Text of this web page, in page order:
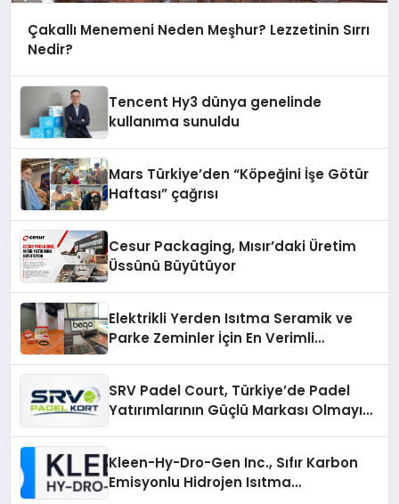
Çakallı Menemeni Neden Meşhur? Lezzetinin Sırrı
Nedir?
Tencent Hy3 dünya genelinde
kullanıma sunuldu
Mars Türkiye’den “Köpeğini İşe Götür
Haftası” çağrısı
Cesur Packaging, Mısır’daki Üretim
Üssünü Büyütüyor
Elektrikli Yerden Isıtma Seramik ve
Parke Zeminler İçin En Verimli
SRV Padel Court, Türkiye’de Padel
Yatırımlarının Güçlü Markası Olmayı
Kleen-Hy-Dro-Gen Inc., Sıfır Karbon
Emisyonlu Hidrojen Isıtma